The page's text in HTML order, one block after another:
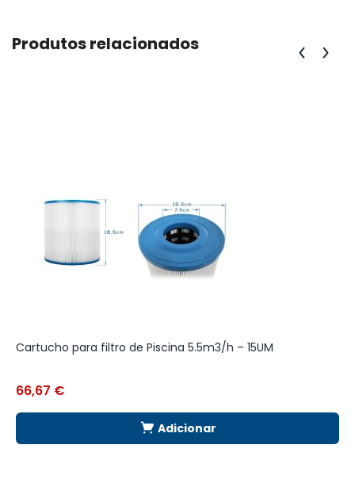
Produtos relacionados
Cartucho para filtro de Piscina 5.5m3/h – 15UM
66,67 €
Adicionar